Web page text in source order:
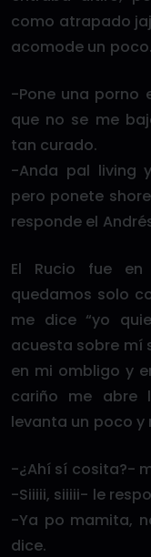
como atrapado
acomode un poco.
-Pone una porno
que no se me
tan curado.
-Anda pal living
pero ponete
responde el
El Rucio fue
quedamos solo
me dice “yo
acuesta sobre mí
en mi ombligo y
cariño me abre
levanta un poco y
-¿Ahí sí cosita?-
-Siiiii, siiiii- le
-Ya po mamita,
dice.